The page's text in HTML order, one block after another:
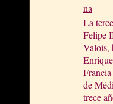
na
La
Felipe
Valois,
de
trece